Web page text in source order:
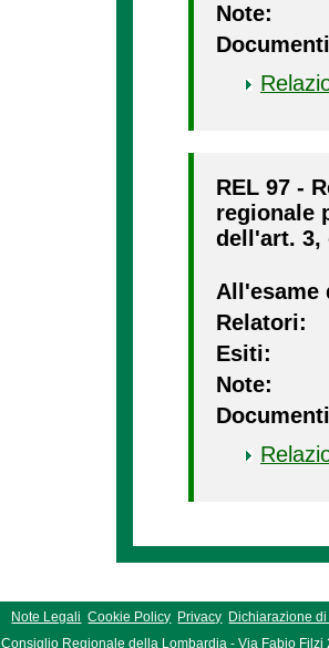
Note:
REL 97 -
regionale
dell'art. 3,
All'esame
Relatori:
Esiti:
Note:
Note Legali Cookie Policy Privacy Dichiarazione
Consiglio Regionale della Lombardia - Via Fabio Filzi